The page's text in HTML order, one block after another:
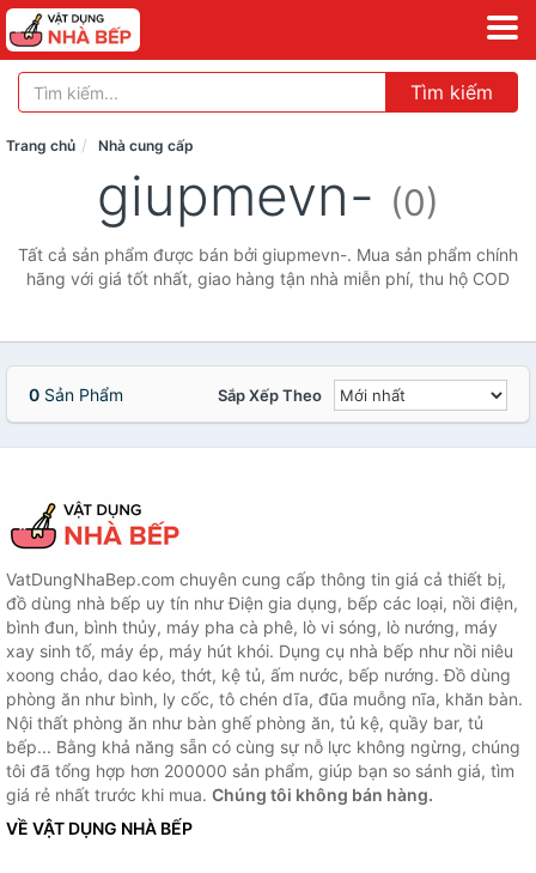
Tìm kiếm
Trang chủ Nhà cung cấp
giupmevn- (0)
Tất cả sản phẩm được bán bởi giupmevn-. Mua sản phẩm chính
hãng với giá tốt nhất, giao hàng tận nhà miễn phí, thu hộ COD
0 Sản Phẩm Sắp Xếp Theo
VatDungNhaBep.com chuyên cung cấp thông tin giá cả thiết bị,
đồ dùng nhà bếp uy tín như Điện gia dụng, bếp các loại, nồi điện,
bình đun, bình thủy, máy pha cà phê, lò vi sóng, lò nướng, máy
xay sinh tố, máy ép, máy hút khói. Dụng cụ nhà bếp như nồi niêu
xoong chảo, dao kéo, thớt, kệ tủ, ấm nước, bếp nướng. Đồ dùng
phòng ăn như bình, ly cốc, tô chén dĩa, đũa muỗng nĩa, khăn bàn.
Nội thất phòng ăn như bàn ghế phòng ăn, tủ kệ, quầy bar, tủ
bếp... Bằng khả năng sẵn có cùng sự nỗ lực không ngừng, chúng
tôi đã tổng hợp hơn 200000 sản phẩm, giúp bạn so sánh giá, tìm
giá rẻ nhất trước khi mua. Chúng tôi không bán hàng.
VỀ VẬT DỤNG NHÀ BẾP